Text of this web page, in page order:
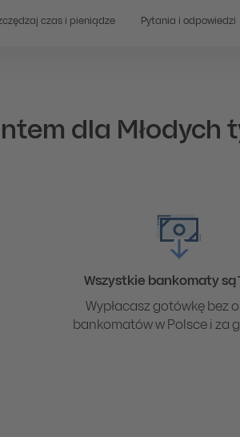
czas i pieniądze Pytania i odpowiedzi
dla Młodych
Wszystkie bankomaty są
Wypłacasz gotówkę bez
bankomatów w Polsce i za